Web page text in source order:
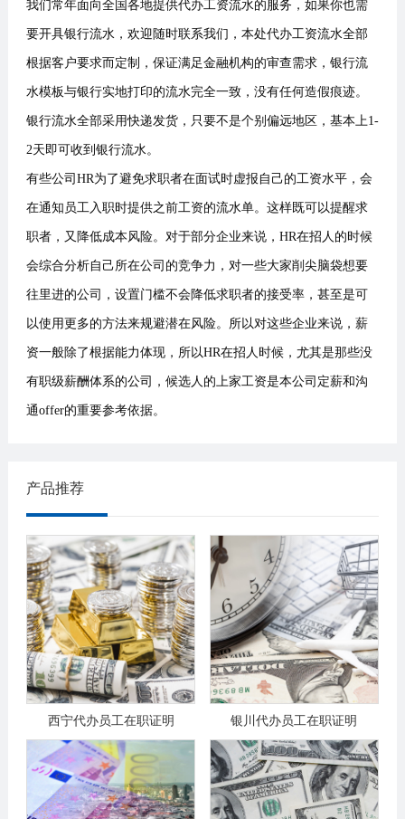
我们常年面向全国各地提供代办工资流水的服务，如果你也需
要开具银行流水，欢迎随时联系我们，本处代办工资流水全部
根据客户要求而定制，保证满足金融机构的审查需求，银行流
水模板与银行实地打印的流水完全一致，没有任何造假痕迹。
银行流水全部采用快递发货，只要不是个别偏远地区，基本上1-
2天即可收到银行流水。
有些公司HR为了避免求职者在面试时虚报自己的工资水平，会
在通知员工入职时提供之前工资的流水单。这样既可以提醒求
职者，又降低成本风险。对于部分企业来说，HR在招人的时候
会综合分析自己所在公司的竞争力，对一些大家削尖脑袋想要
往里进的公司，设置门槛不会降低求职者的接受率，甚至是可
以使用更多的方法来规避潜在风险。所以对这些企业来说，薪
资一般除了根据能力体现，所以HR在招人时候，尤其是那些没
有职级薪酬体系的公司，候选人的上家工资是本公司定薪和沟
通offer的重要参考依据。
产品推荐
西宁代办员工在职证明 银川代办员工在职证明